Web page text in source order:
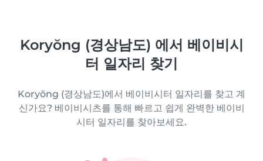
Koryŏng (경상남도) 에서 베이비시
터 일자리 찾기
Koryŏng (경상남도)에서 베이비시터 일자리를 찾고 계
신가요? 베이비시츠를 통해 빠르고 쉽게 완벽한 베이비
시터 일자리를 찾아보세요.